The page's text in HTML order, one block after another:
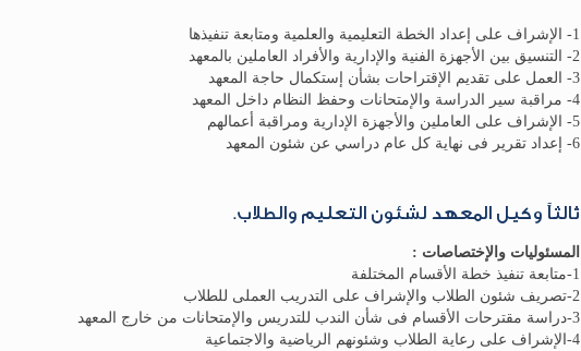
1- الإشراف على إعداد الخطة التعليمية والعلمية ومتابعة تنفيذها
2- التنسيق بين الأجهزة الفنية والإدارية والأفراد العاملين بالمعهد
3- العمل على تقديم الإقتراحات بشأن إستكمال حاجة المعهد
4- مراقبة سير الدراسة والإمتحانات وحفظ النظام داخل المعهد
5- الإشراف على العاملين والأجهزة الإدارية ومراقبة أعمالهم
6- إعداد تقرير فى نهاية كل عام دراسي عن شئون المعهد
ثالثاً وكيل المعهد لشئون التعليم والطلاب.
المسئوليات والإختصاصات :
1-متابعة تنفيذ خطة الأقسام المختلفة
2-تصريف شئون الطلاب والإشراف على التدريب العملى للطلاب
3-دراسة مقترحات الأقسام فى شأن الندب للتدريس والإمتحانات من خارج المعهد
4-الإشراف على رعاية الطلاب وشئونهم الرياضية والاجتماعية